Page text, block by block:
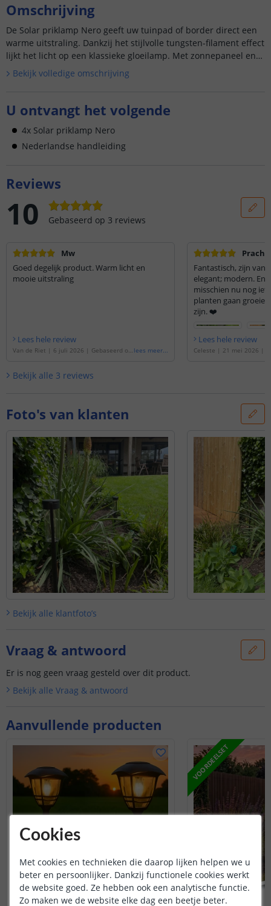
Omschrijving
De Solar priklamp Nero geeft uw tuinpad of border direct een
warme uitstraling. Dankzij het stijlvolle tungsten-filament effect
lijkt het licht op een klassieke gloeilamp. Met zonnepaneel en
gron...
Bekijk volledige omschrijving
U ontvangt het volgende
4x Solar priklamp Nero
Nederlandse handleiding
Aanvullende producten
VOORDEELSET
Reviews
10 Gebaseerd op 3 reviews
Mw
Goed degelijk product. Warm licht en
mooie uitstraling
Lees hele review
Van de Riet | 6 juli 2026 | Gebaseerd op
lees meer...
Fantastisch, zijn van
elegant; modern. En
misschien nu nog
planten gaan
zijn. ❤️
Lees hele review
Celeste | 21 mei 2026 |
Bekijk alle 3 reviews
Foto's van klanten
Bekijk alle klantfoto’s
Vraag & antwoord
Er is nog geen vraag gesteld over dit product.
Bekijk alle Vraag & antwoord
Cookies
Met cookies en technieken die daarop lijken helpen we u
beter en persoonlijker. Dankzij functionele cookies werkt
de website goed. Ze hebben ook een analytische functie.
Zo maken we de website elke dag een beetje beter.